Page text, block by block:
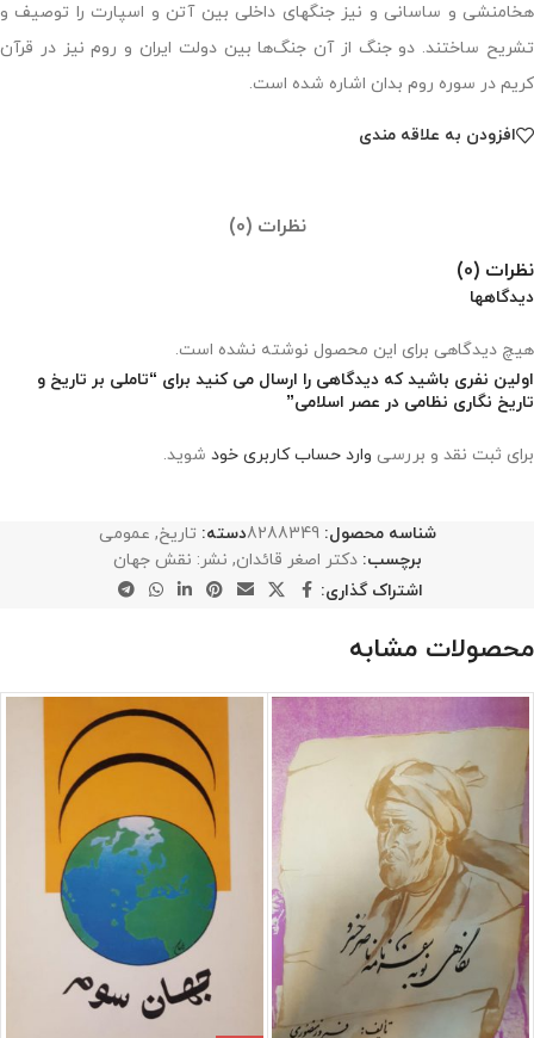
هخامنشی و ساسانی و نیز جنگهای داخلی بین آتن و اسپارت را توصیف و
تشریح ساختند. دو جنگ از آن جنگ‌ها بین دولت ایران و روم نیز در قرآن
کریم در سوره روم بدان اشاره شده است.
افزودن به علاقه مندی
نظرات (0)
نظرات (0)
دیدگاهها
هیچ دیدگاهی برای این محصول نوشته نشده است.
اولین نفری باشید که دیدگاهی را ارسال می کنید برای “تاملی بر تاریخ و
تاریخ نگاری نظامی در عصر اسلامی”
برای ثبت نقد و بررسی وارد حساب کاربری خود شوید.
شناسه محصول:8288349دسته: تاریخ, عمومی
برچسب: دکتر اصغر قائدان, نشر: نقش جهان
اشتراک گذاری:
محصولات مشابه